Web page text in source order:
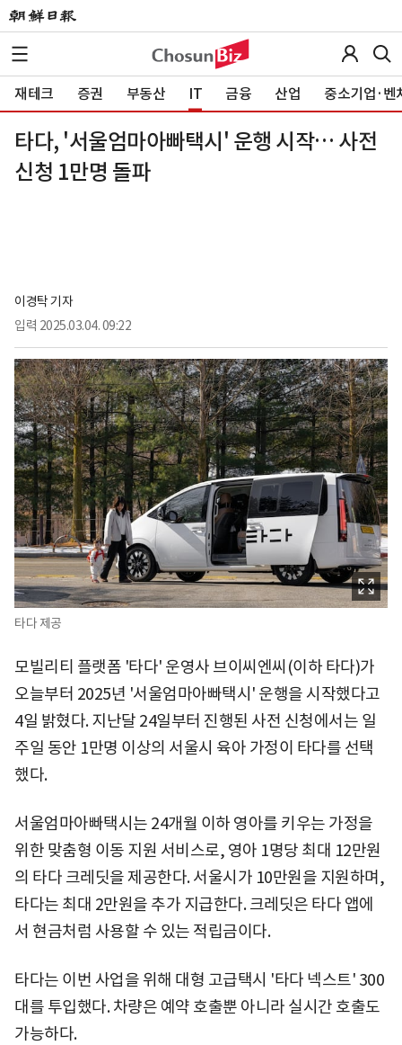
재테크 증권 부동산 IT 금융 산업 중소기업·벤
타다, '서울엄마아빠택시' 운행 시작… 사전
신청 1만명 돌파
이경탁 기자
입력 2025.03.04. 09:22
타다 제공
모빌리티 플랫폼 '타다' 운영사 브이씨엔씨(이하 타다)가
오늘부터 2025년 '서울엄마아빠택시' 운행을 시작했다고
4일 밝혔다. 지난달 24일부터 진행된 사전 신청에서는 일
주일 동안 1만명 이상의 서울시 육아 가정이 타다를 선택
했다.
서울엄마아빠택시는 24개월 이하 영아를 키우는 가정을
위한 맞춤형 이동 지원 서비스로, 영아 1명당 최대 12만원
의 타다 크레딧을 제공한다. 서울시가 10만원을 지원하며,
타다는 최대 2만원을 추가 지급한다. 크레딧은 타다 앱에
서 현금처럼 사용할 수 있는 적립금이다.
타다는 이번 사업을 위해 대형 고급택시 '타다 넥스트' 300
대를 투입했다. 차량은 예약 호출뿐 아니라 실시간 호출도
가능하다.